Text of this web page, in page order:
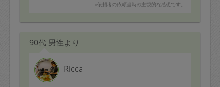
※依頼者の依頼当時の主観的な感想です。
90代 男性より
Ricca